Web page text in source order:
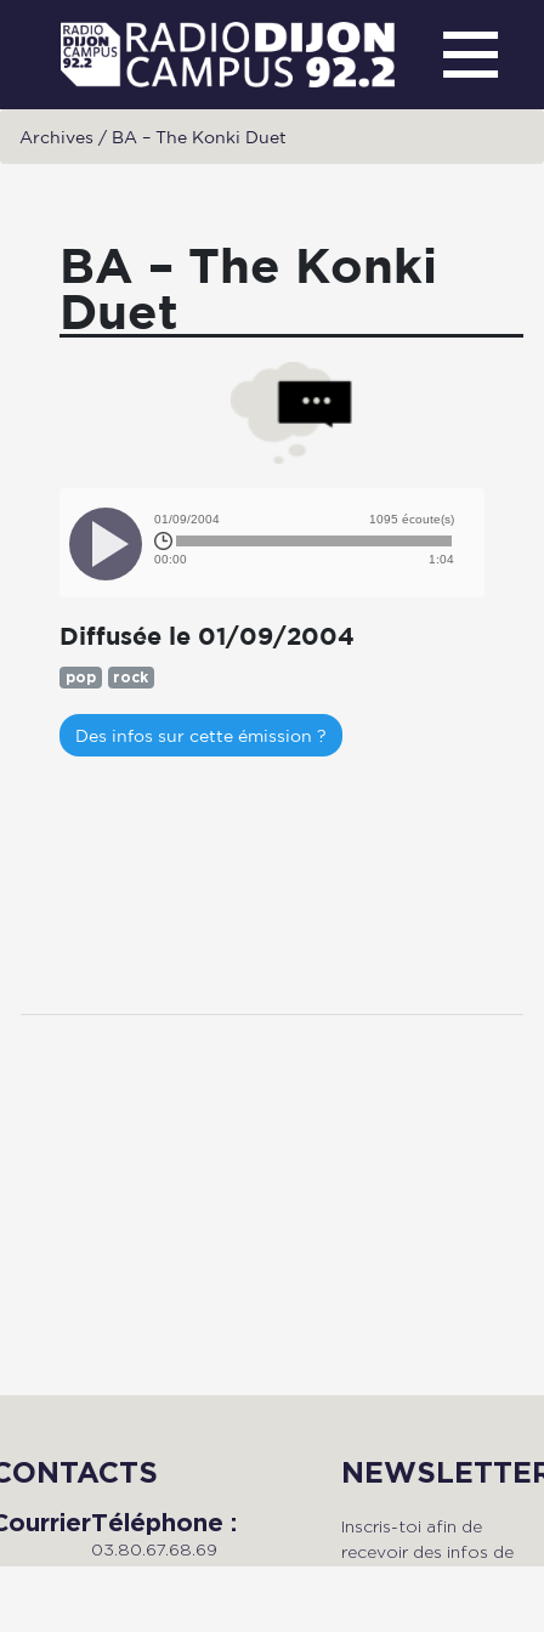
Archives / BA – The Konki Duet
BA – The Konki
Duet
01/09/2004 1095 écoute(s)
00:00 1:04
Diffusée le 01/09/2004
pop rock
Des infos sur cette émission ?
Téléphone :
03.80.67.68.69
Inscris-toi afin de
recevoir des infos de